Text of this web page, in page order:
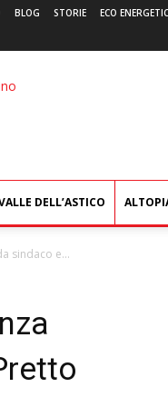
BLOG STORIE ECO
DELL’ASTICO
sindaco e...